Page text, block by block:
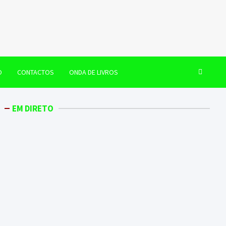
CONTACTOS ONDA DE LIVROS
EM DIRETO